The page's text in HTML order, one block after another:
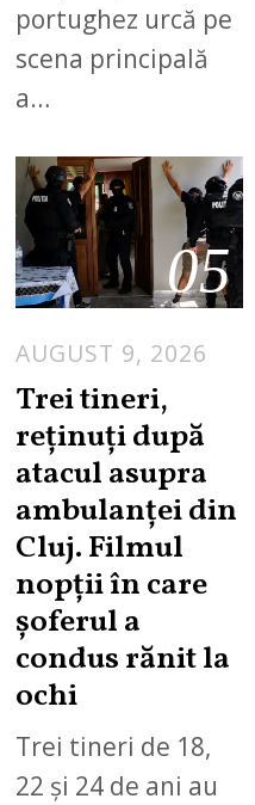
portughez urcă pe
scena principală
a…
05
AUGUST 9, 2026
Trei tineri,
reținuți după
atacul asupra
ambulanței din
Cluj. Filmul
nopții în care
șoferul a
condus rănit la
ochi
Trei tineri de 18,
22 și 24 de ani au